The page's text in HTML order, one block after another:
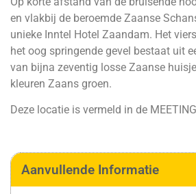
en vlakbij de beroemde Zaanse
unieke Inntel Hotel Zaandam. Het
het oog springende gevel bestaat uit
van bijna zeventig losse Zaanse
kleuren Zaans groen.
Deze locatie is vermeld in de
Aanvullende Informatie